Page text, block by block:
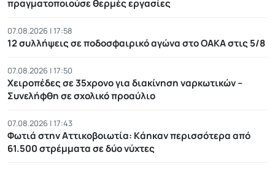
πραγματοποιούσε θερμές εργασίες
07.08.2026 | 17:58
12 συλλήψεις σε ποδοσφαιρικό αγώνα στο ΟΑΚΑ στις 5/8
07.08.2026 | 17:50
Χειροπέδες σε 35χρονο για διακίνηση ναρκωτικών –
Συνελήφθη σε σχολικό προαύλιο
07.08.2026 | 17:43
Φωτιά στην Αττικοβοιωτία: Kάηκαν περισσότερα από
61.500 στρέμματα σε δύο νύχτες